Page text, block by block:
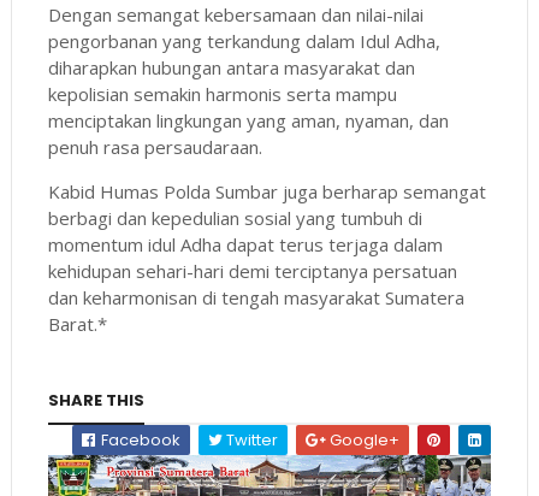
Dengan semangat kebersamaan dan nilai-nilai
pengorbanan yang terkandung dalam Idul Adha,
diharapkan hubungan antara masyarakat dan
kepolisian semakin harmonis serta mampu
menciptakan lingkungan yang aman, nyaman, dan
penuh rasa persaudaraan.
Kabid Humas Polda Sumbar juga berharap semangat
berbagi dan kepedulian sosial yang tumbuh di
momentum idul Adha dapat terus terjaga dalam
kehidupan sehari-hari demi terciptanya persatuan
dan keharmonisan di tengah masyarakat Sumatera
Barat.*
SHARE THIS
Facebook
Twitter Google+